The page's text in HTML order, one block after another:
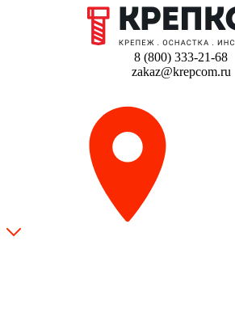
8 (800) 333-21-68
zakaz@krepcom.ru